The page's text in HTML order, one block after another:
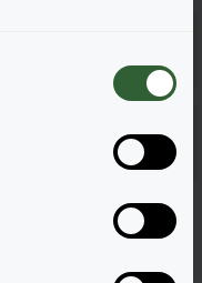
Anmelden